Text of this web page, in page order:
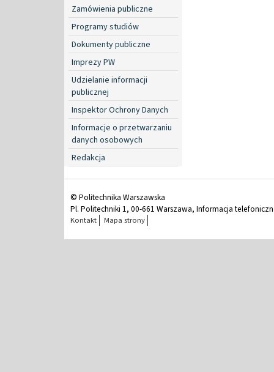
Zamówienia publiczne
Programy studiów
Dokumenty publiczne
Imprezy PW
Udzielanie informacji
publicznej
Inspektor Ochrony Danych
Informacje o przetwarzaniu
danych osobowych
Redakcja
© Politechnika Warszawska
Pl. Politechniki 1, 00-661 Warszawa, Informacja
Kontakt Mapa strony